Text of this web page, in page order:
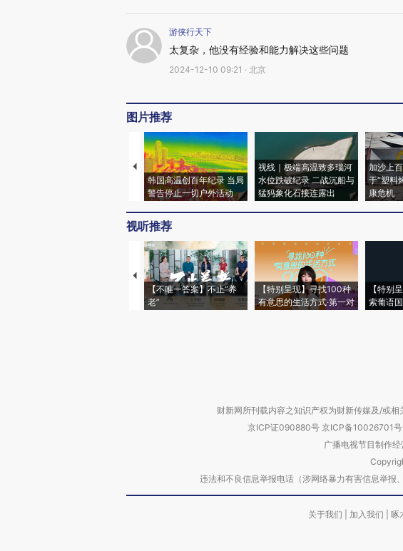
游侠行天下
太复杂，他没有经验和能力解决这些问题
2024-12-10 09:21 · 北京
图片推荐
韩国高温创百年纪录 当局
警告停止一切户外活动
视线｜极端高温致多瑙河
水位跌破纪录 二战沉船与
猛犸象化石接连露出
加沙上
于“塑料
康危机
视听推荐
【不唯一答案】不止“养
老”
【特别呈现】寻找100种
有意思的生活方式·第一对
【特别
索葡语
财新网所刊载内容之知识产权为财新传媒及/或
京ICP证090880号 京ICP备10026701
广播电视节目制作
违法和不良信息举报电话（涉网络暴力有害信息举
关于我们 加入我们 啄